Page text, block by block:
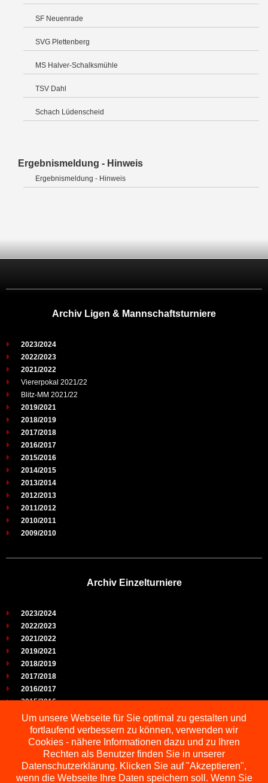
SF Neuenrade
SVG Plettenberg
MS Halver-Schalksmühle
TSV Dahl
Schach Lüdenscheid
Ergebnismeldung - Hinweis
Ergebnismeldung - Hinweis
Archiv Ligen & Mannschaftsturniere
2023/2024
2022/2023
2021/2022
Viererpokal 2021/22
Blitz-MM 2021/22
2019/2021
2018/2019
2017/2018
2016/2017
2015/2016
2014/2015
2013/2014
2012/2013
2011/2012
2010/2011
2009/2010
Archiv Einzelturniere
2023/2024
2022/2023
2021/2022
2019/2021
2018/2019
2017/2018
2016/2017
2015/2016
2014/2015
2013/2014
2012/2013
2011/2012
2010/2011
2009/2010
Um unsere Webseite für Sie optimal zu gestalten und
fortlaufend verbessern zu können, verwenden wir
Cookies - nähere Informationen dazu und zu Ihren
Rechten als Benutzer finden Sie in unserer
Datenschutzerklärung. Klicken Sie auf "Akzeptieren",
wenn die Webseite Ihre Daten speichern soll. Wenn Sie